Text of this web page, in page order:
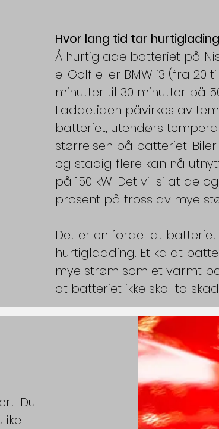
Hvor lang tid tar
Å hurtiglade batteriet på
e-Golf eller BMW i3 (fra 20
minutter til 30 minutter på
Laddetiden påvirkes av
batteriet, utendørs
størrelsen på batteriet.
og stadig flere kan nå
på 150 kW. Det vil si at de
prosent på tross av mye
Det er en fordel at
hurtigladding. Et kaldt
mye strøm som et varmt
at batteriet ikke skal ta
Du